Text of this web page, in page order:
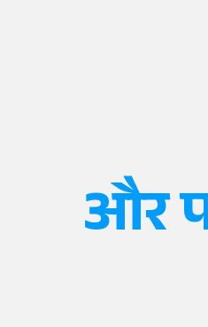
और